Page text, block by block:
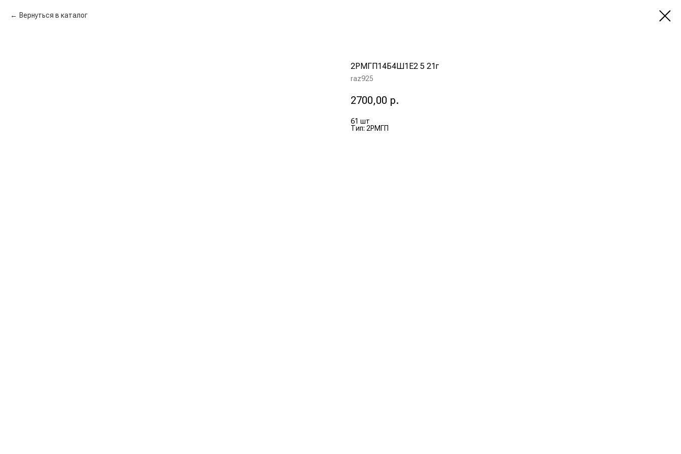
Вернуться в каталог
2РМГП14Б4Ш1Е2 5 21г
raz925
2700,00 р.
61 шт
Тип: 2РМГП